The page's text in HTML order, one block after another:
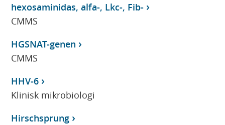
hexosaminidas, alfa-, Lkc-, Fib-
CMMS
HGSNAT-genen
CMMS
HHV-6
Klinisk mikrobiologi
Hirschsprung